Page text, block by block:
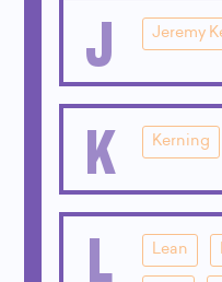
J Jeremy
K Kerning
L Lean